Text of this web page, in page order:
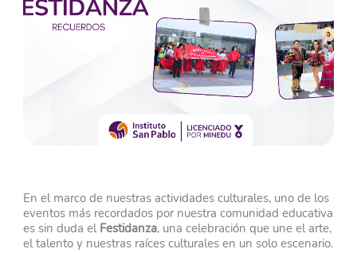
En el marco de nuestras actividades culturales, uno de los
eventos más recordados por nuestra comunidad educativa
es sin duda el Festidanza, una celebración que une el arte,
el talento y nuestras raíces culturales en un solo escenario.